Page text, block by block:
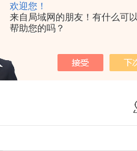
欢迎您！
来自局域网的朋友！有什么可以
帮助您的吗？
多联搅拌器